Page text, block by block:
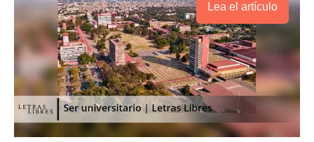
Lea el artículo